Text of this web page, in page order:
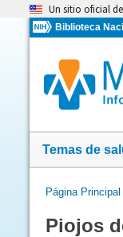
Un sitio oficial
Biblioteca
Temas de
Usted
aquí:
Página Principal
Piojos